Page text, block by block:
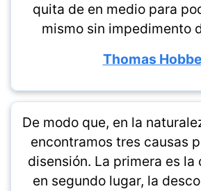
quita de en medio para
mismo sin impedimento
Thomas
De modo que, en la
encontramos tres causas
disensión. La primera es la
en segundo lugar, la